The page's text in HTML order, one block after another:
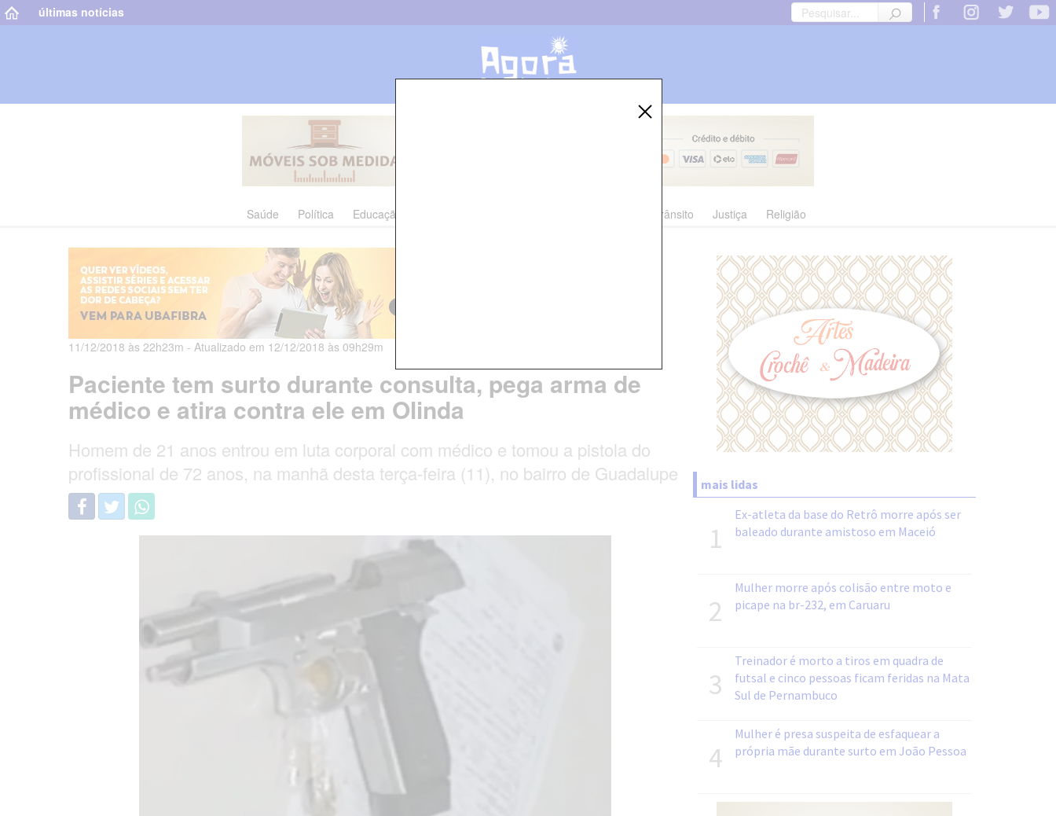
últimas notícias
Saúde Política Educação Trânsito Justiça Religião
11/12/2018 às 22h23m - Atualizado em 12/12/2018 às 09h29m
Paciente tem surto durante consulta, pega arma de
médico e atira contra ele em Olinda
Homem de 21 anos entrou em luta corporal com médico e tomou a pistola do
profissional de 72 anos, na manhã desta terça-feira (11), no bairro de Guadalupe
mais lidas
1
Ex-atleta da base do Retrô morre após ser
baleado durante amistoso em Maceió
2
Mulher morre após colisão entre moto e
picape na br-232, em Caruaru
3
Treinador é morto a tiros em quadra de
futsal e cinco pessoas ficam feridas na Mata
Sul de Pernambuco
4
Mulher é presa suspeita de esfaquear a
própria mãe durante surto em João Pessoa